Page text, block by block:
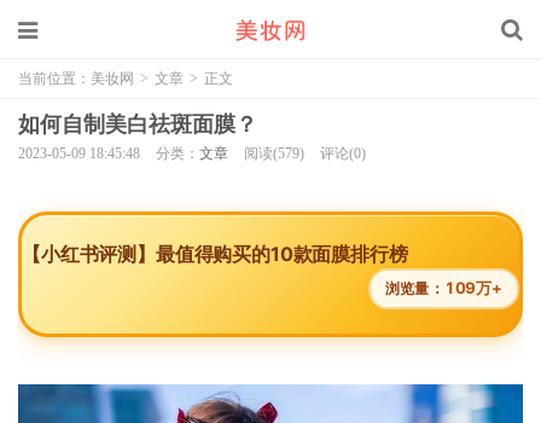
当前位置： 美妆网 > 文章 > 正文
如何自制美白祛斑面膜？
2023-05-09 18:45:48 分类： 文章 阅读(579) 评论(0)
【小红书评测】最值得购买的10款面膜排行榜
浏览量： 109万+